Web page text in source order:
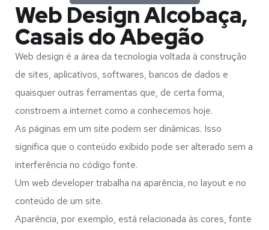
Web Design Alcobaça,
Casais do Abegão
Web design é a área da tecnologia voltada à construção
de sites, aplicativos, softwares, bancos de dados e
quaisquer outras ferramentas que, de certa forma,
constroem a internet como a conhecemos hoje.
As páginas em um site podem ser dinâmicas. Isso
significa que o conteúdo exibido pode ser alterado sem a
interferência no código fonte.
Um web developer trabalha na aparência, no layout e no
conteúdo de um site.
Aparência, por exemplo, está relacionada às cores, fonte